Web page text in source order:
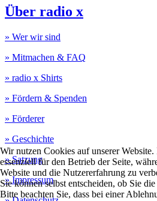
Über radio x
» Wer wir sind
» Mitmachen & FAQ
» radio x Shirts
» Fördern & Spenden
» Förderer
» Geschichte
» Satzung
» Impressum
Wir nutzen Cookies auf unserer
essenziell für den Betrieb der Seite,
Website und die Nutzererfahrung zu
Sie können selbst entscheiden, ob Sie
Bitte beachten Sie, dass bei einer